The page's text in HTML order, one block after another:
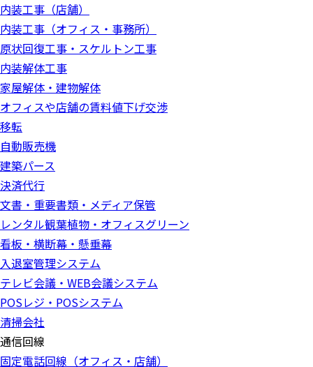
内装工事（店舗）
内装工事（オフィス・事務所）
原状回復工事・スケルトン工事
内装解体工事
家屋解体・建物解体
オフィスや店舗の賃料値下げ交渉
移転
自動販売機
建築パース
決済代行
文書・重要書類・メディア保管
レンタル観葉植物・オフィスグリーン
看板・横断幕・懸垂幕
入退室管理システム
テレビ会議・WEB会議システム
POSレジ・POSシステム
清掃会社
通信回線
固定電話回線（オフィス・店舗）